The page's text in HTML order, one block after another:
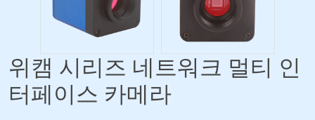
위캠 시리즈 네트워크 멀티 인
터페이스 카메라